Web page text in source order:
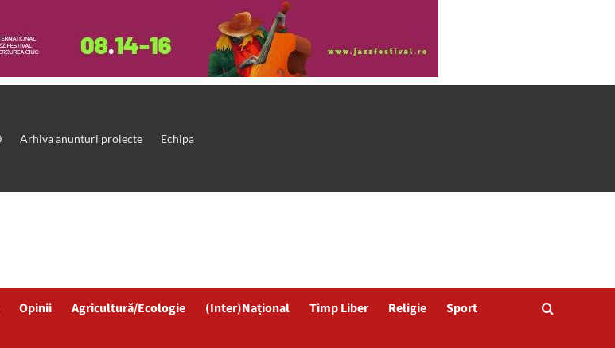
Arhiva anunturi proiecte Echipa
Opinii Agricultură/Ecologie (Inter)Național Timp Liber Religie Sport